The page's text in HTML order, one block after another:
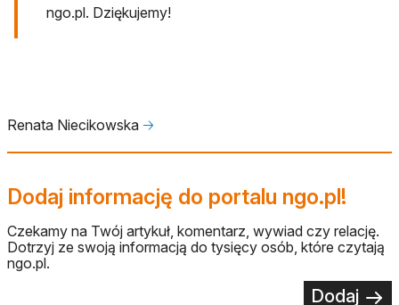
ngo.pl. Dziękujemy!
Renata Niecikowska 🡢
Dodaj informację do portalu ngo.pl!
Czekamy na Twój artykuł, komentarz, wywiad czy relację.
Dotrzyj ze swoją informacją do tysięcy osób, które czytają
ngo.pl.
Dodaj